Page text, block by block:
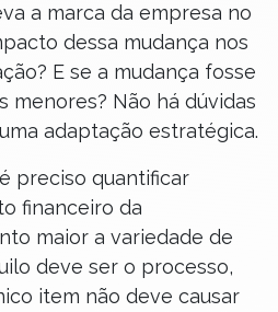
a marca da empresa no
dessa mudança nos
E se a mudança fosse
menores? Não há dúvidas
adaptação estratégica.
preciso quantificar
financeiro da
maior a variedade de
deve ser o processo,
item não deve causar